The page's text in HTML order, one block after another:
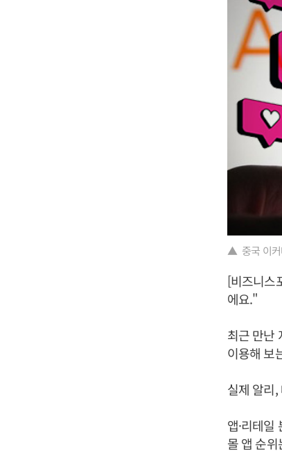
▲ 중국 이커
[비즈니스
에요."
최근 만난
이용해 보
실제 알리
앱·리테일
몰 앱 순위